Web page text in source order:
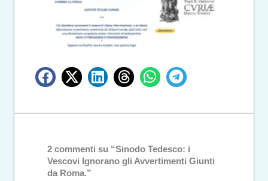
2 commenti su “Sinodo Tedesco: i
Vescovi Ignorano gli Avvertimenti Giunti
da Roma.”